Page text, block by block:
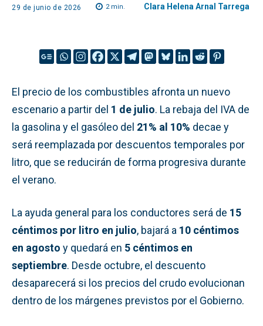
29 de junio de 2026 2min. Clara Helena Arnal Tarrega
El precio de los combustibles afronta un nuevo
escenario a partir del 1 de julio. La rebaja del IVA de
la gasolina y el gasóleo del 21% al 10% decae y
será reemplazada por descuentos temporales por
litro, que se reducirán de forma progresiva durante
el verano.
La ayuda general para los conductores será de 15
céntimos por litro en julio, bajará a 10 céntimos
en agosto y quedará en 5 céntimos en
septiembre. Desde octubre, el descuento
desaparecerá si los precios del crudo evolucionan
dentro de los márgenes previstos por el Gobierno.